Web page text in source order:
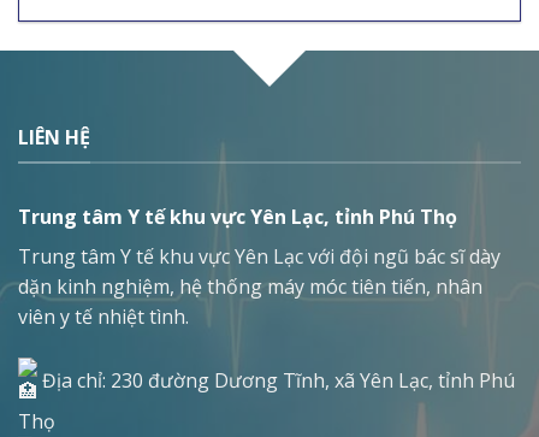
LIÊN HỆ
Trung tâm Y tế khu vực Yên Lạc, tỉnh Phú Thọ
Trung tâm Y tế khu vực Yên Lạc với đội ngũ bác sĩ dày
dặn kinh nghiệm, hệ thống máy móc tiên tiến, nhân
viên y tế nhiệt tình.
Địa chỉ: 230 đường Dương Tĩnh, xã Yên Lạc, tỉnh Phú
Thọ